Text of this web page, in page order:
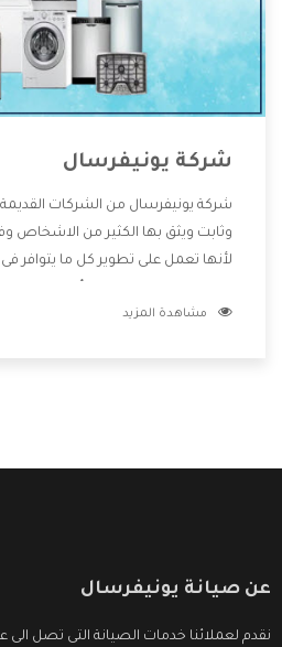
شركة يونيفرسال
شركة يونيفرسال من الشركات
وثابت ويثق بها الكثير من الاشخاص
لأنها تعمل على تطوير كل ما يتوافر
وتقدم للعملاء أقوى العروض
مشاهدة المزيد
عن صيانة يونيفرسال
نقدم لعملائنا خدمات الصيانة التى تصل